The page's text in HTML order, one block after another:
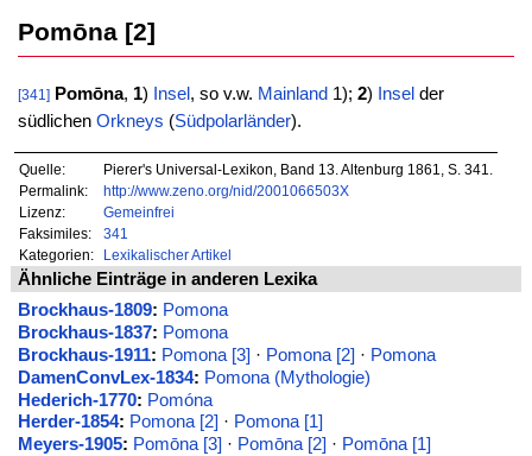
Pomōna [2]
[341] Pomōna, 1) Insel , so v.w. Mainland 1); 2) Insel der
südlichen Orkneys (Südpolarländer).
Quelle:
Pierer's Universal-Lexikon, Band 13. Altenburg 1861, S. 341.
Permalink:
http://www.zeno.org/nid/2001066503X
Lizenz:
Gemeinfrei
Faksimiles:
341
Kategorien:
Lexikalischer Artikel
Ähnliche Einträge in anderen Lexika
Brockhaus-1809: Pomona
Brockhaus-1837: Pomona
Brockhaus-1911: Pomona [3] · Pomona [2] · Pomona
DamenConvLex-1834: Pomona (Mythologie)
Hederich-1770: Pomóna
Herder-1854: Pomona [2] · Pomona [1]
Meyers-1905: Pomōna [3] · Pomōna [2] · Pomōna [1]